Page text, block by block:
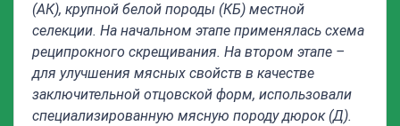
(АК), крупной белой породы (КБ) местной
селекции. На начальном этапе применялась схема
реципрокного скрещивания. На втором этапе –
для улучшения мясных свойств в качестве
заключительной отцовской форм, использовали
специализированную мясную породу дюрок (Д).